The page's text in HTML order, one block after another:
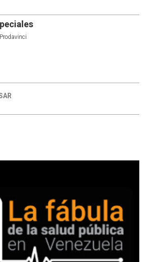
Prodavinci